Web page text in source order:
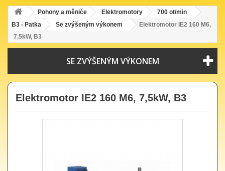
Pohony a měniče Elektromotory
700 ot/min
B3 - Patka
Se zvýšeným výkonem
Elektromotor IE2 160 M6,
7,5kW, B3
SE ZVÝŠENÝM VÝKONEM
Elektromotor IE2 160 M6, 7,5kW, B3